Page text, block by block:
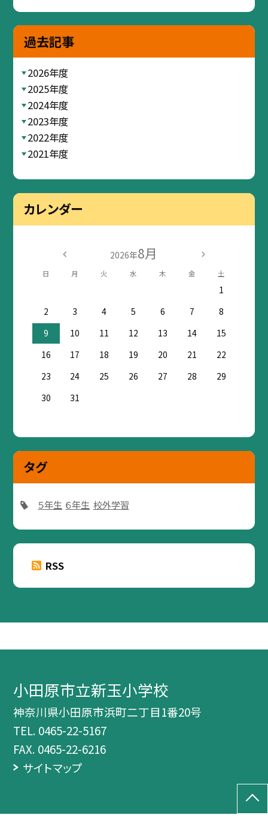
過去記事
2026年度
2025年度
2024年度
2023年度
2022年度
2021年度
カレンダー
2026年8月
日 月 火 水 木 金 土
1
2
3 4 5 6 7
8
9
10 11 12 13 14
15
16
17 18 19 20 21
22
23
24 25 26 27 28
29
30
31
タグ
５年生 ６年生 校外学習
RSS
小田原市立新玉小学校
神奈川県小田原市浜町二丁目1番20号
TEL. 0465-22-5167
FAX. 0465-22-6216
サイトマップ